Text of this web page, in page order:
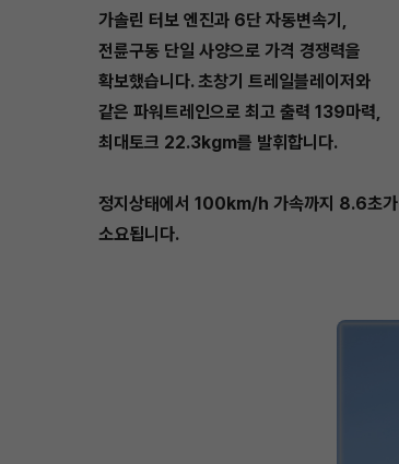
가솔린 터보 엔진과 6단 자동변속기,
전륜구동 단일 사양으로 가격 경쟁력을
확보했습니다. 초창기 트레일블레이저와
같은 파워트레인으로 최고 출력 139마력,
최대토크 22.3kgm를 발휘합니다.
정지상태에서 100km/h 가속까지 8.6초가
소요됩니다.